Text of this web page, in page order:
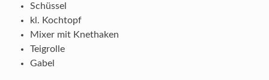
Schüssel
kl. Kochtopf
Mixer mit Knethaken
Teigrolle
Gabel